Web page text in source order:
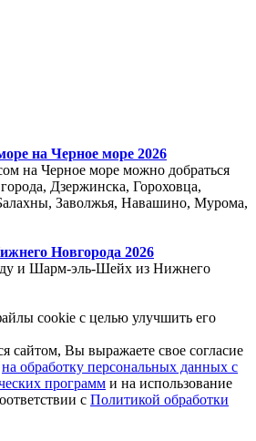
на Черное море 2026
на Черное море можно добраться
Дзержинска, Гороховца,
Заволжья, Навашино, Мурома,
Новгорода 2026
и Шарм-эль-Шейх из Нижнего
cookie с целью улучшить его
сайтом, Вы выражаете свое согласие
на обработку персональных данных с
программ и на использование
с Политикой обработки